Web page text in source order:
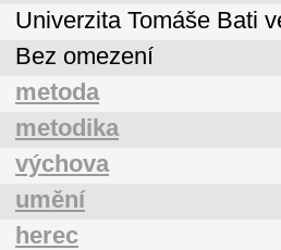
Univerzita Tomáše Bati
Bez omezení
metoda
metodika
výchova
umění
herec